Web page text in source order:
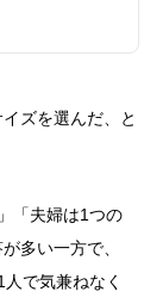
ズを選んだ、と
「夫婦は1つの
多い一方で、
で気兼ねなく